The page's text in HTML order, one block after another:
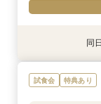
特典あり
【
う
特典あり
【
景
同
試食会 特典あり